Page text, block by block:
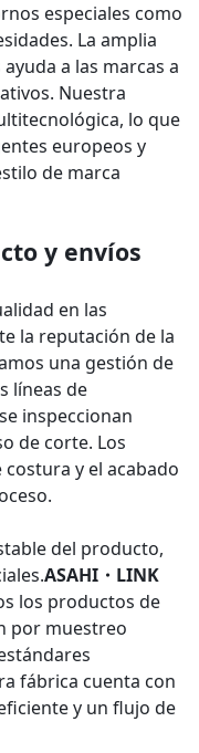
especiales como
La amplia
a las marcas a
Nuestra
lo que
europeos y
de marca
y envíos
en las
la reputación de la
una gestión de
líneas de
inspeccionan
de corte. Los
y el acabado
del producto,
ASAHI・LINK
los productos de
por muestreo
fábrica cuenta con
y un flujo de